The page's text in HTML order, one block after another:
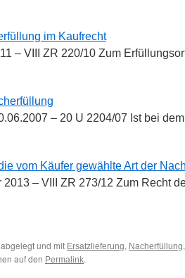
im Kaufrecht
– VIII ZR 220/10 Zum
– 20 U 2204/07 Ist bei
vom Käufer gewählte Art der
2013 – VIII ZR 273/12 Zum Recht
abgelegt und mit Ersatzlieferung, Nacherfüllung,
auf den Permalink.